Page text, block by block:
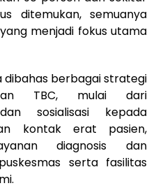
ditemukan, semuanya
menjadi fokus utama
berbagai strategi
TBC, mulai dari
sosialisasi kepada
kontak erat pasien,
diagnosis dan
serta fasilitas